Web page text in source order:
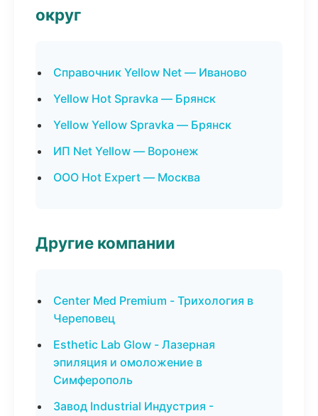
округ
Справочник Yellow Net — Иваново
Yellow Hot Spravka — Брянск
Yellow Yellow Spravka — Брянск
ИП Net Yellow — Воронеж
ООО Hot Expert — Москва
Другие компании
Center Med Premium - Трихология в
Череповец
Esthetic Lab Glow - Лазерная
эпиляция и омоложение в
Симферополь
Завод Industrial Индустрия -